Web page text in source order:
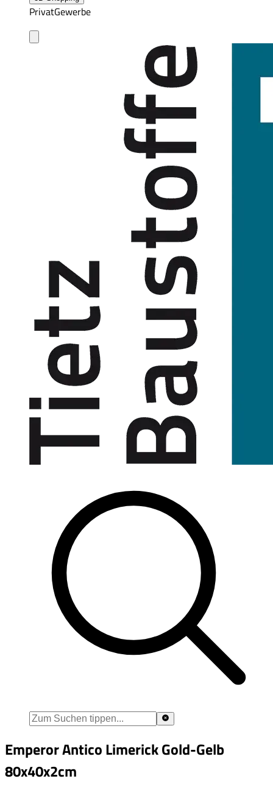
PrivatGewerbe
Emperor Antico Limerick Gold-Gelb
80x40x2cm